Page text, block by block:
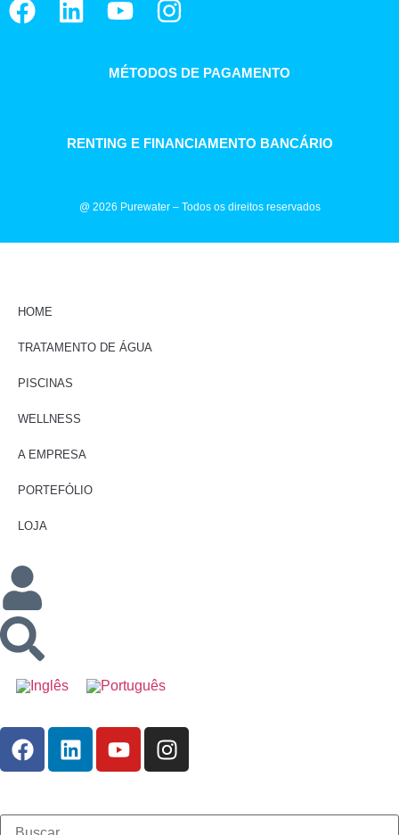
MÉTODOS DE PAGAMENTO
RENTING E FINANCIAMENTO BANCÁRIO
@ 2026 Purewater – Todos os direitos reservados
HOME
TRATAMENTO DE ÁGUA
PISCINAS
WELLNESS
A EMPRESA
PORTEFÓLIO
LOJA